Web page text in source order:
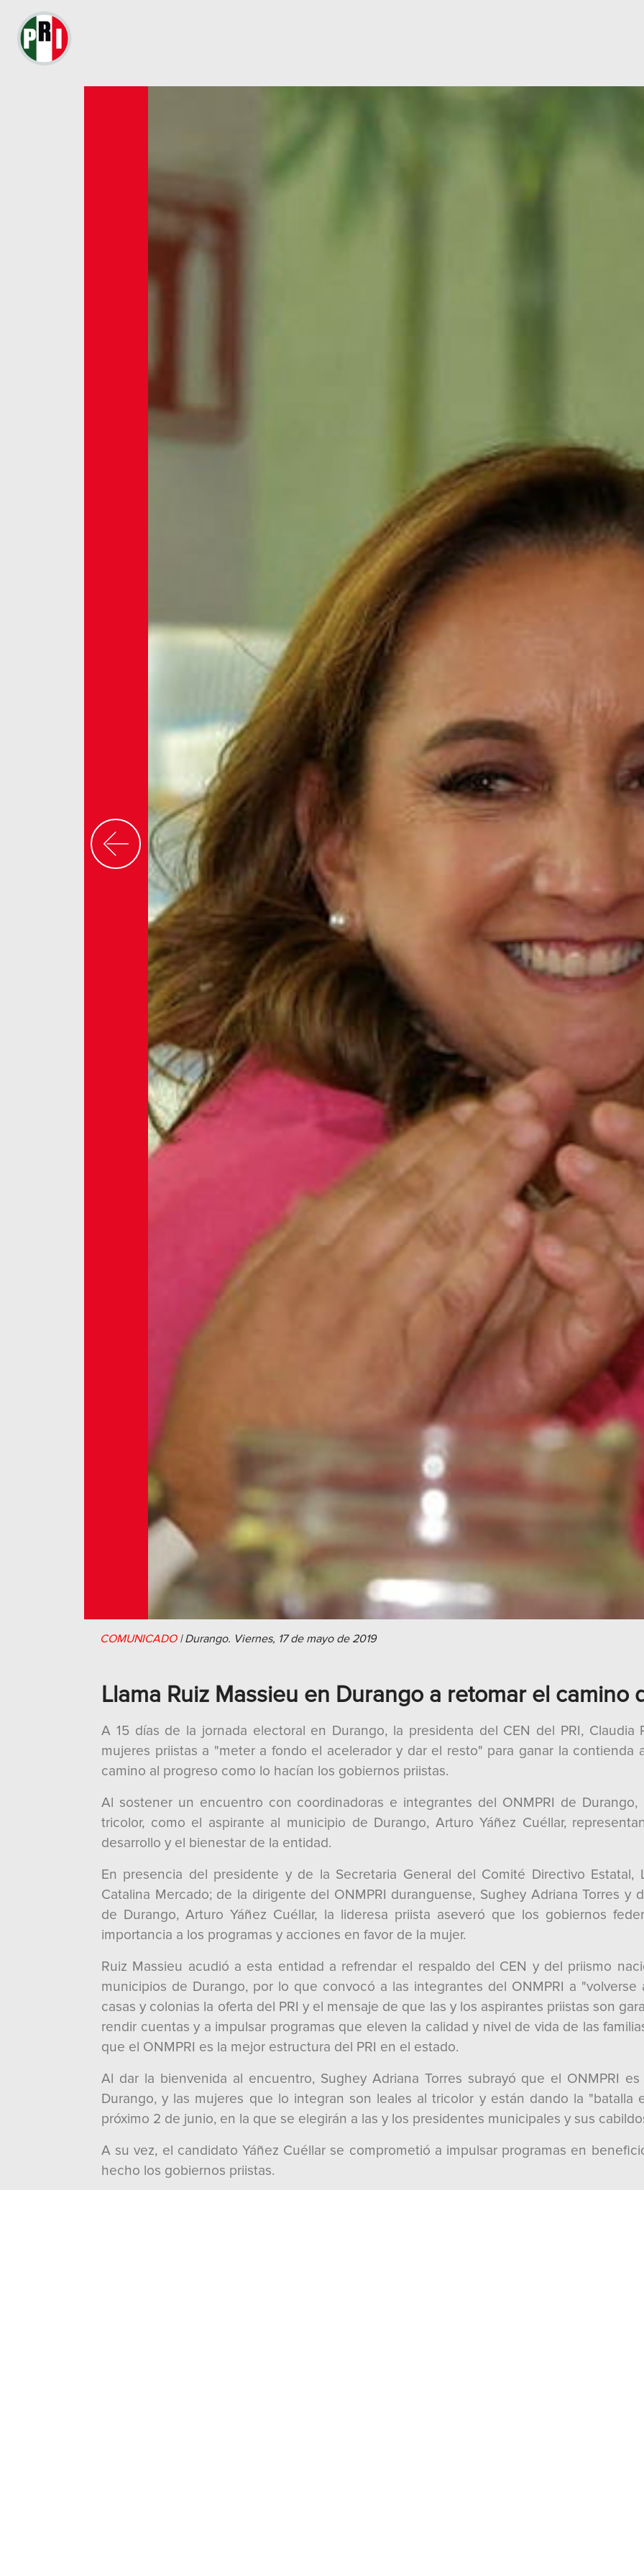
Previous
COMUNICADO|Durango. Viernes, 17 de mayo de 2019
Llama Ruiz Massieu en Durango a retomar el camino
A 15 días de la jornada electoral en Durango, la presidenta del CEN del PRI, Claudia
mujeres priistas a "meter a fondo el acelerador y dar el resto" para ganar la
camino al progreso como lo hacían los gobiernos priistas.
Al sostener un encuentro con coordinadoras e integrantes del ONMPRI de
tricolor, como el aspirante al municipio de Durango, Arturo Yáñez Cuéllar,
desarrollo y el bienestar de la entidad.
En presencia del presidente y de la Secretaria General del Comité Directivo Estatal,
Catalina Mercado; de la dirigente del ONMPRI duranguense, Sughey Adriana Torres y
de Durango, Arturo Yáñez Cuéllar, la lideresa priista aseveró que los gobiernos
importancia a los programas y acciones en favor de la mujer.
Ruiz Massieu acudió a esta entidad a refrendar el respaldo del CEN y del priismo
municipios de Durango, por lo que convocó a las integrantes del ONMPRI a
casas y colonias la oferta del PRI y el mensaje de que las y los aspirantes priistas son
rendir cuentas y a impulsar programas que eleven la calidad y nivel de vida de las
que el ONMPRI es la mejor estructura del PRI en el estado.
Al dar la bienvenida al encuentro, Sughey Adriana Torres subrayó que el ONMPRI
Durango, y las mujeres que lo integran son leales al tricolor y están dando la "batalla
próximo 2 de junio, en la que se elegirán a las y los presidentes municipales y sus
A su vez, el candidato Yáñez Cuéllar se comprometió a impulsar programas en
hecho los gobiernos priistas.